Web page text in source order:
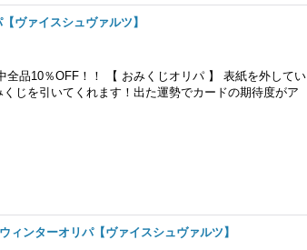
ヴァイスシュヴァルツ】
全品10％OFF！！ 【 おみくじオリパ 】 表紙を外してい
じを引いてくれます！出た運勢でカードの期待度がア
ィンターオリパ【ヴァイスシュヴァルツ】